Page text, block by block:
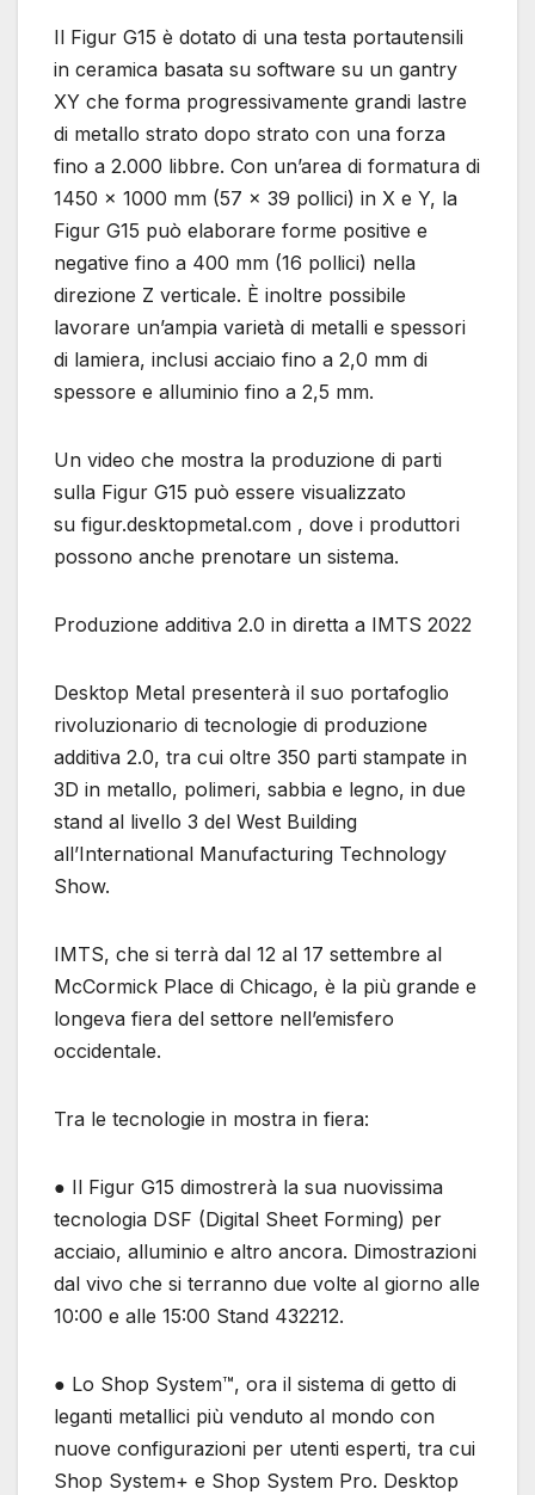
Il Figur G15 è dotato di una testa portautensili
in ceramica basata su software su un gantry
XY che forma progressivamente grandi lastre
di metallo strato dopo strato con una forza
fino a 2.000 libbre. Con un’area di formatura di
1450 x 1000 mm (57 x 39 pollici) in X e Y, la
Figur G15 può elaborare forme positive e
negative fino a 400 mm (16 pollici) nella
direzione Z verticale. È inoltre possibile
lavorare un’ampia varietà di metalli e spessori
di lamiera, inclusi acciaio fino a 2,0 mm di
spessore e alluminio fino a 2,5 mm.
Un video che mostra la produzione di parti
sulla Figur G15 può essere visualizzato
su figur.desktopmetal.com , dove i produttori
possono anche prenotare un sistema.
Produzione additiva 2.0 in diretta a IMTS 2022
Desktop Metal presenterà il suo portafoglio
rivoluzionario di tecnologie di produzione
additiva 2.0, tra cui oltre 350 parti stampate in
3D in metallo, polimeri, sabbia e legno, in due
stand al livello 3 del West Building
all’International Manufacturing Technology
Show.
IMTS, che si terrà dal 12 al 17 settembre al
McCormick Place di Chicago, è la più grande e
longeva fiera del settore nell’emisfero
occidentale.
Tra le tecnologie in mostra in fiera:
● Il Figur G15 dimostrerà la sua nuovissima
tecnologia DSF (Digital Sheet Forming) per
acciaio, alluminio e altro ancora. Dimostrazioni
dal vivo che si terranno due volte al giorno alle
10:00 e alle 15:00 Stand 432212.
● Lo Shop System™, ora il sistema di getto di
leganti metallici più venduto al mondo con
nuove configurazioni per utenti esperti, tra cui
Shop System+ e Shop System Pro. Desktop